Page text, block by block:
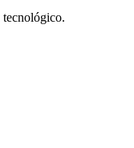
tecnológico.